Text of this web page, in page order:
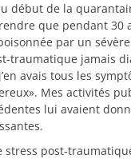
début de la
que pendant 30
par un
traumatique jamais
avais tous les
Mes activités
lui avaient
stress post-